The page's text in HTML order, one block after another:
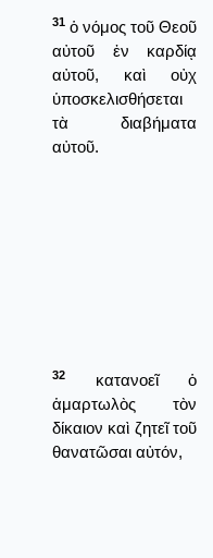
31 ὁ νόμος τοῦ Θεοῦ
αὐτοῦ ἐν καρδίᾳ
αὐτοῦ, καὶ οὐχ
ὑποσκελισθήσεται
τὰ διαβήματα
αὐτοῦ.
32
κατανοεῖ ὁ
ἁμαρτωλὸς τὸν
δίκαιον καὶ ζητεῖ τοῦ
θανατῶσαι αὐτόν,